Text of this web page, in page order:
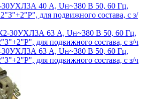
40 А, Uн~380 В 50, 60 Гц,
для подвижного состава, с з/
63 А, Uн~380 В 50, 60 Гц,
для подвижного состава, с з/ч